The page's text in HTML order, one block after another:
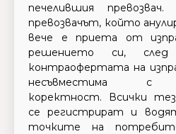
печелившия
превозвачът, който
вече е приета от
решението си,
контраофертата на
несъвместима с
коректност. Всички
се регистрират и
точките на